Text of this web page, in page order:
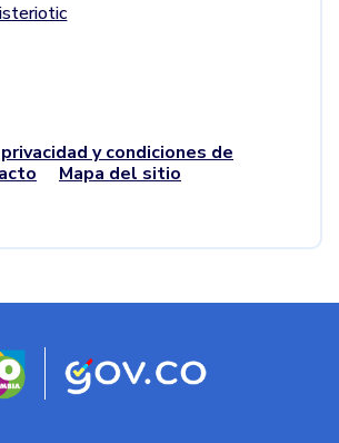
Logo Youtube
y condiciones de
Mapa del sitio
Logo marca Colombia